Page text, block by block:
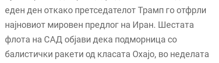
еден ден откако претседателот Трамп го отфрли
најновиот мировен предлог на Иран. Шестата
флота на САД објави дека подморница со
балистички ракети од класата Охајо, во неделата